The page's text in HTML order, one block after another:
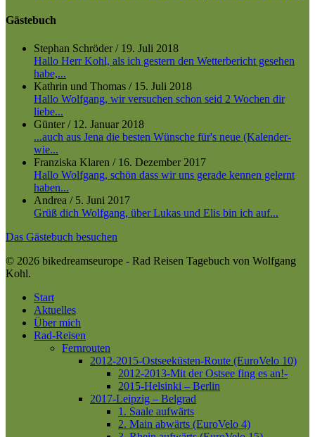
Gästebuch
Stephan Schröder/ 19. Juli 2018
Hallo Herr Kohl, als ich gestern den Wetterbericht gesehen
habe,...
Kathrin und Thomas / 15. Juli 2018
Hallo Wolfgang, wir versuchen schon seid 2 Wochen dir
liebe...
Günter/ 12. Januar 2018
...auch aus Jena die besten Wünsche für's neue (Kalender-
wie...
Franziska Klaren / 16. Dezember 2017
Hallo Wolfgang, schön dass wir uns gerade kennen gelernt
haben...
Andrea / 5. Juni 2017
Grüß dich Wolfgang, über Lukas und Elis bin ich auf...
Das Gästebuch besuchen
© 2026 bikedreamseurope - Rad Reisen Tagebuch von Wolfgang
Kohl.
Close
Menu
Start
Aktuelles
Über mich
Rad-Reisen
Fernrouten
2012-2015-Ostseeküsten-Route (EuroVelo 10)
2012-2013-Mit der Ostsee fing es an!-
2015-Helsinki – Berlin
2017-Leipzig – Belgrad
1. Saale aufwärts
2. Main abwärts (EuroVelo 4)